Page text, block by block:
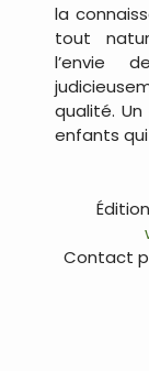
la
tout
l’envie
qualité.
enfants
Contact